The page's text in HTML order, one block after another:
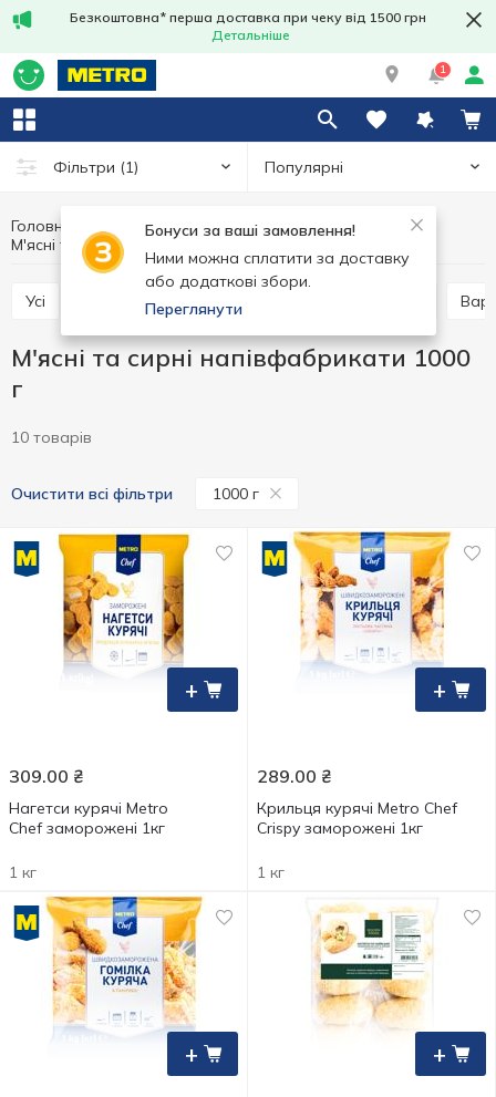
Безкоштовна* перша доставка при чеку від 1500 грн
Детальніше
1
Фільтри (1) Популярні
Бонуси за ваші замовлення!
Ними можна сплатити за доставку
або додаткові збори.
Переглянути
Головна Заморозка
М'ясні та сирні напівфабрикати
Усі Млинці та сирники заморожені
М'ясні та сирні напівфабрикати 1000
г
10 товарів
Очистити всі фільтри 1000 г
+
309.00 ₴
Нагетси курячі Metro
Chef заморожені 1кг
1 кг
+
289.00 ₴
Крильця курячі Metro Chef
Crispy заморожені 1кг
1 кг
+ +